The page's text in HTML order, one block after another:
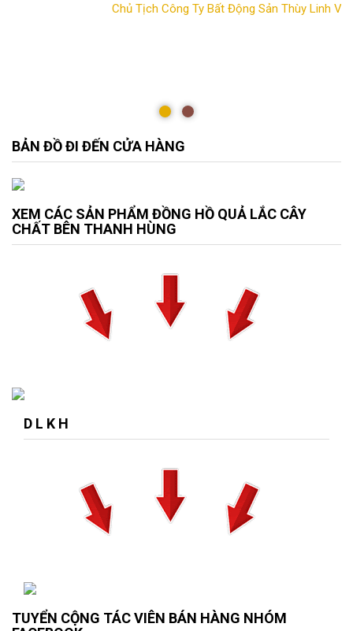
Chủ Tịch Công Ty Bất Động Sản Thùy Linh
BẢN ĐỒ ĐI ĐẾN CỬA HÀNG
XEM CÁC SẢN PHẨM ĐỒNG HỒ QUẢ LẮC CÂY
CHẤT BÊN THANH HÙNG
D L K H
TUYỂN CỘNG TÁC VIÊN BÁN HÀNG NHÓM